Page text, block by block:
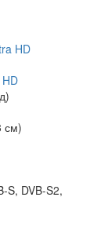
см)
S, DVB-S2,